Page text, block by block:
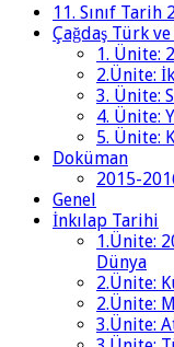
11. Sınıf Tarih
Çağdaş Türk
1. Ünite:
2.Ünite:
3. Ünite:
4. Ünite:
5. Ünite:
Doküman
2015-
Genel
İnkılap Tarihi
1.Ünite:
Dünya
2.Ünite:
2.Ünite:
3.Ünite: